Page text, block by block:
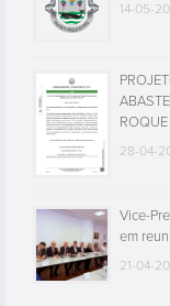
14-05-
28-04-
Vice-
em
21-04-